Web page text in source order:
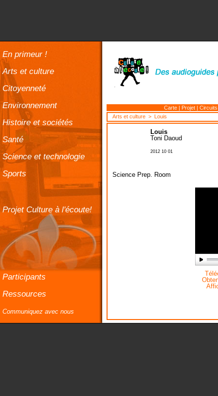
En primeur !
Arts et culture
Citoyenneté
Environnement
Histoire et sociétés
Santé
Science et technologie
Sports
Projet Culture à l'écoute!
Participants
Ressources
Communiquez avec nous
Carte | Projet |
Arts et culture > Louis
Louis
Toni Daoud
2012 10 01
Science Prep. Room